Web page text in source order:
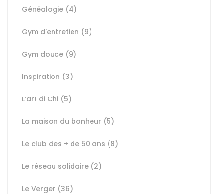
Généalogie (4)
Gym d'entretien (9)
Gym douce (9)
Inspiration (3)
L’art di Chi (5)
La maison du bonheur (5)
Le club des + de 50 ans (8)
Le réseau solidaire (2)
Le Verger (36)